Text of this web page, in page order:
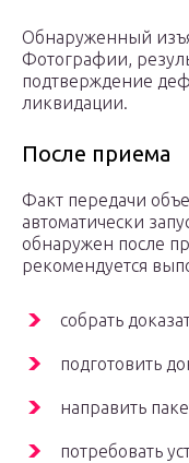
Обнаруженный
Фотографии,
подтверждение
ликвидации.
После приема
Факт передачи
автоматически
обнаружен после
рекомендуется
собрать
подготовить
направить
потребовать